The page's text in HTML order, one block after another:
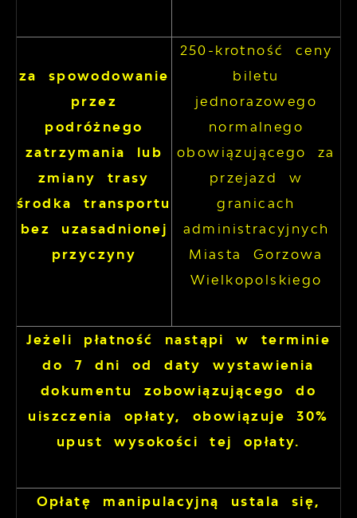
za spowodowanie
przez
podróżnego
zatrzymania lub
zmiany trasy
środka transportu
bez uzasadnionej
przyczyny
250-krotność ceny
biletu
jednorazowego
normalnego
obowiązującego za
przejazd w
granicach
administracyjnych
Miasta Gorzowa
Wielkopolskiego
Jeżeli płatność nastąpi w terminie
do 7 dni od daty wystawienia
dokumentu zobowiązującego do
uiszczenia opłaty, obowiązuje 30%
upust wysokości tej opłaty.
Opłatę manipulacyjną ustala się,